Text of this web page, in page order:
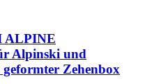
ALPINE
Alpinski und
Zehenbox